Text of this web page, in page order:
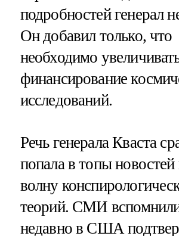
подробностей генерал
Он добавил только, что
необходимо
финансирование
исследований.
Речь генерала Кваста
попала в топы новостей
волну
теорий. СМИ
недавно в США